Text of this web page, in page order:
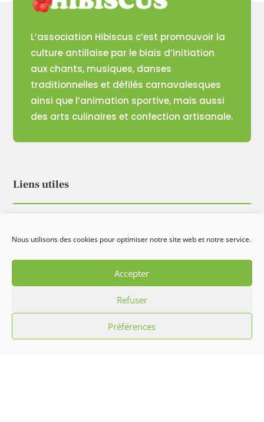
Nous utilisons des cookies pour optimiser notre site web et notre service.
Accepter
Refuser
Préférences
L’association Hibiscus c’est promouvoir la
culture antillaise par le biais d’initiation
aux chants, musiques, danses
traditionnelles et défilés carnavalesques
ainsi que l’animation sportive, mais aussi
des arts culinaires et confection artisanale.
Liens utiles
Événements
Médiathèque
Demande de prestation